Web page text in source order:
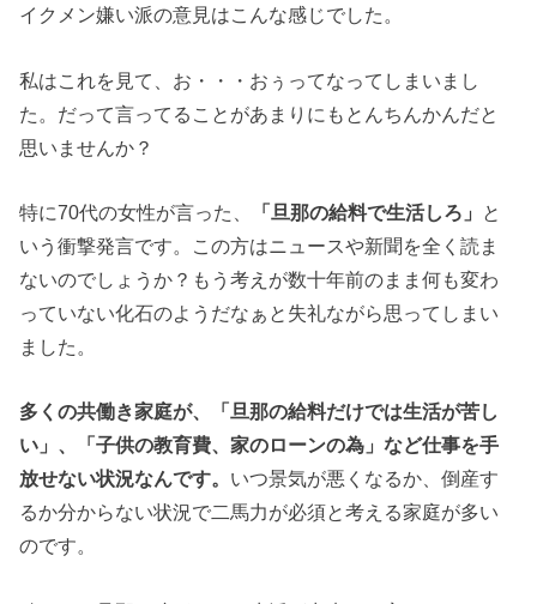
イクメン嫌い派の意見はこんな感じでした。
私はこれを見て、お・・・おぅってなってしまいまし
た。だって言ってることがあまりにもとんちんかんだと
思いませんか？
特に70代の女性が言った、 「旦那の給料で生活しろ」 と
いう衝撃発言です。この方はニュースや新聞を全く読ま
ないのでしょうか？もう考えが数十年前のまま何も変わ
っていない化石のようだなぁと失礼ながら思ってしまい
ました。
多くの共働き家庭が、「旦那の給料だけでは生活が苦し
い」、「子供の教育費、家のローンの為」など仕事を手
放せない状況なんです。 いつ景気が悪くなるか、倒産す
るか分からない状況で二馬力が必須と考える家庭が多い
のです。